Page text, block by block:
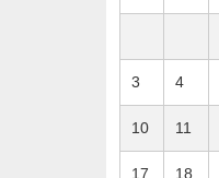
3 4
10 11
17 18